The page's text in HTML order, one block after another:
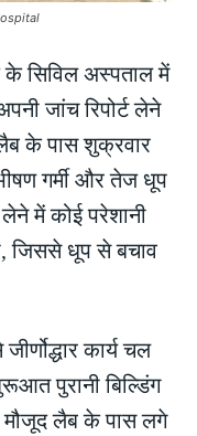
के सिविल अस्पताल में
जांच रिपोर्ट लेने
के पास शुक्रवार
गर्मी और तेज धूप
लेने में कोई परेशानी
जिससे धूप से बचाव
कार्य चल
पुरानी बिल्डिंग
मौजूद लैब के पास लगे